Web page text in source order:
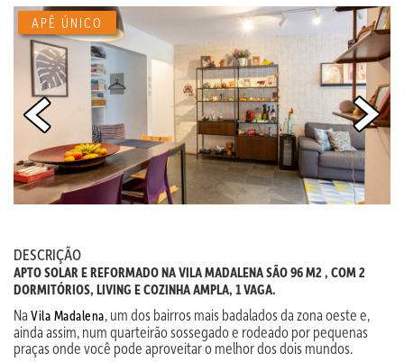
APÊ ÚNICO
DESCRIÇÃO
APTO SOLAR E REFORMADO NA VILA MADALENA SÃO 96 M2 , COM 2
DORMITÓRIOS, LIVING E COZINHA AMPLA, 1 VAGA.
Na Vila Madalena, um dos bairros mais badalados da zona oeste e,
ainda assim, num quarteirão sossegado e rodeado por pequenas
praças onde você pode aproveitar o melhor dos dois mundos.